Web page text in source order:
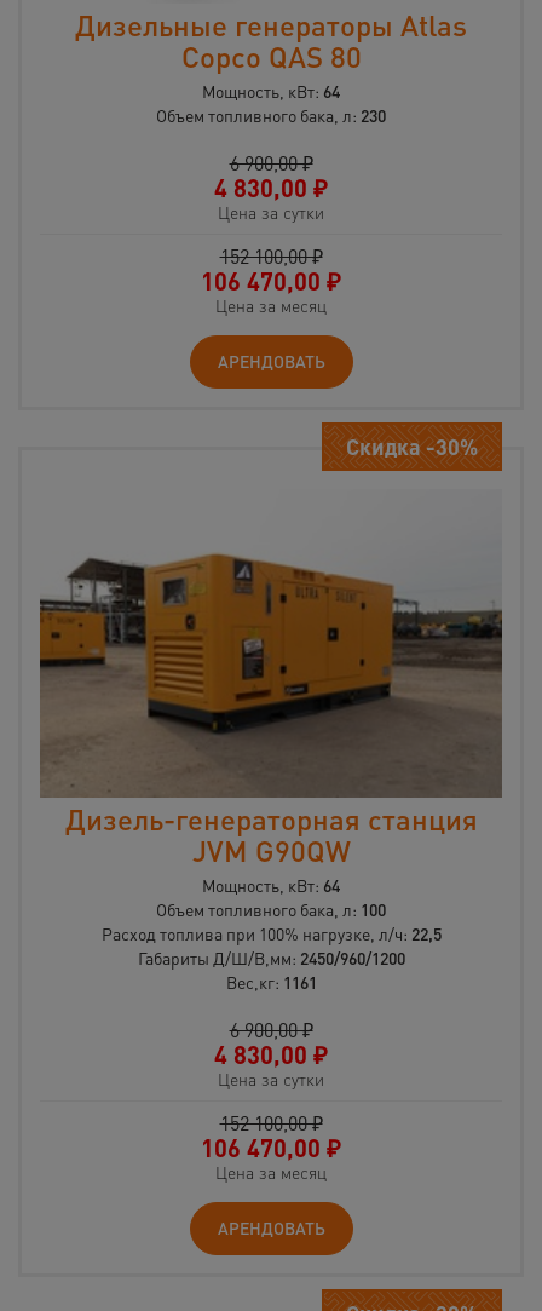
Дизельные генераторы Atlas
Copco QAS 80
Мощность, кВт: 64
Объем топливного бака, л: 230
6 900,00 ₽
4 830,00 ₽
Цена за сутки
152 100,00 ₽
106 470,00 ₽
Цена за месяц
АРЕНДОВАТЬ
Скидка -30%
Дизель-генераторная станция
JVM G90QW
Мощность, кВт: 64
Объем топливного бака, л: 100
Расход топлива при 100% нагрузке, л/ч: 22,5
Габариты Д/Ш/В,мм: 2450/960/1200
Вес,кг: 1161
6 900,00 ₽
4 830,00 ₽
Цена за сутки
152 100,00 ₽
106 470,00 ₽
Цена за месяц
АРЕНДОВАТЬ